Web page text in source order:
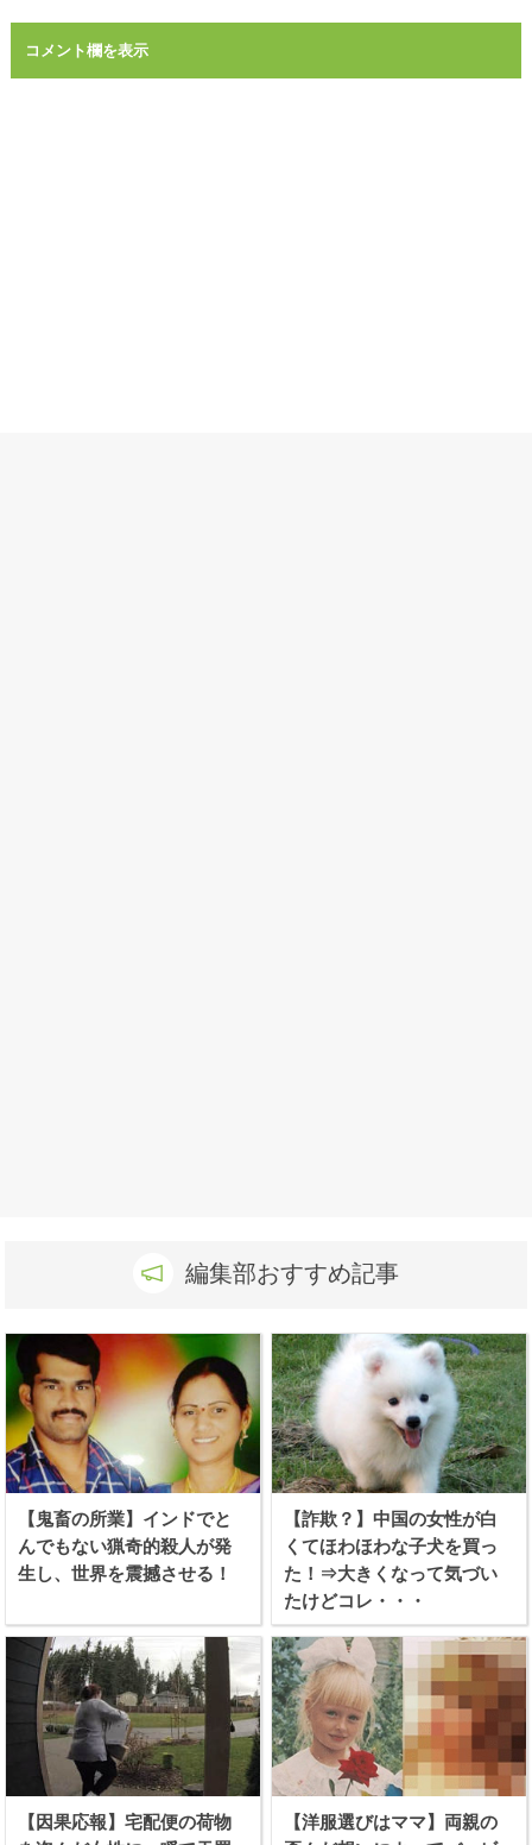
コメント欄を表示
編集部おすすめ記事
【鬼畜の所業】インドでと
んでもない猟奇的殺人が発
生し、世界を震撼させる！
【詐欺？】中国の女性が白
くてほわほわな子犬を買っ
た！⇒大きくなって気づい
たけどコレ・・・
【因果応報】宅配便の荷物
【洋服選びはママ】両親の